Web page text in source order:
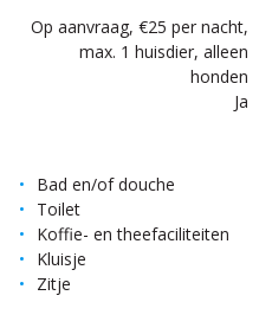
Op aanvraag, €25 per nacht,
max. 1 huisdier, alleen
honden
Ja
Bad en/of douche
Toilet
Koffie- en theefaciliteiten
Kluisje
Zitje